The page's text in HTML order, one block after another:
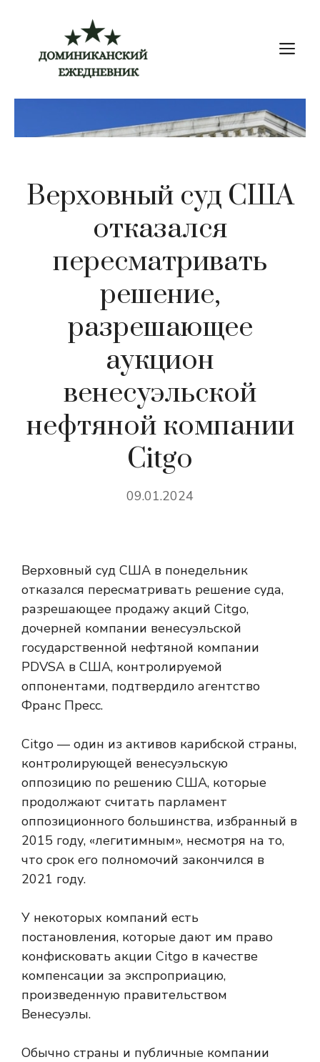
содержимому
Верховный суд США
отказался
пересматривать
решение,
разрешающее
аукцион
венесуэльской
нефтяной компании
Citgo
09.01.2024
Верховный суд США в понедельник
отказался пересматривать решение суда,
разрешающее продажу акций Citgo,
дочерней компании венесуэльской
государственной нефтяной компании
PDVSA в США, контролируемой
оппонентами, подтвердило агентство
Франс Пресс.
Citgo — один из активов карибской страны,
контролирующей венесуэльскую
оппозицию по решению США, которые
продолжают считать парламент
оппозиционного большинства, избранный в
2015 году, «легитимным», несмотря на то,
что срок его полномочий закончился в
2021 году.
У некоторых компаний есть
постановления, которые дают им право
конфисковать акции Citgo в качестве
компенсации за экспроприацию,
произведенную правительством
Венесуэлы.
Обычно страны и публичные компании